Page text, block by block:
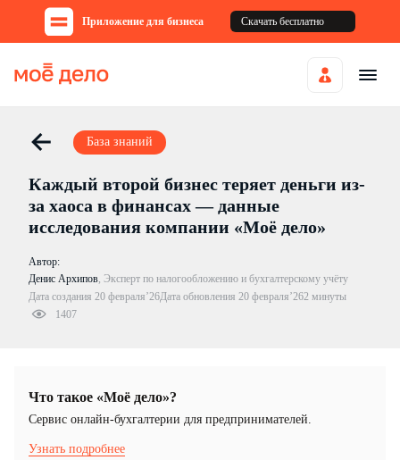
Приложение для бизнеса Скачать бесплатно
База знаний
Каждый второй бизнес теряет деньги из-
за хаоса в финансах — данные
исследования компании «Моё дело»
Автор:
Денис Архипов, Эксперт по налогообложению и бухгалтерскому учёту
Дата создания 20 февраля’26Дата обновления 20 февраля’262 минуты
1407
Что такое «Моё дело»?
Cервис онлайн-бухгалтерии для предпринимателей.
Узнать подробнее